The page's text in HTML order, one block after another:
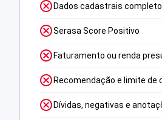
Dados cadastrais
Serasa Score Positivo
Faturamento ou renda
Recomendação e limite de
Dívidas, negativas e